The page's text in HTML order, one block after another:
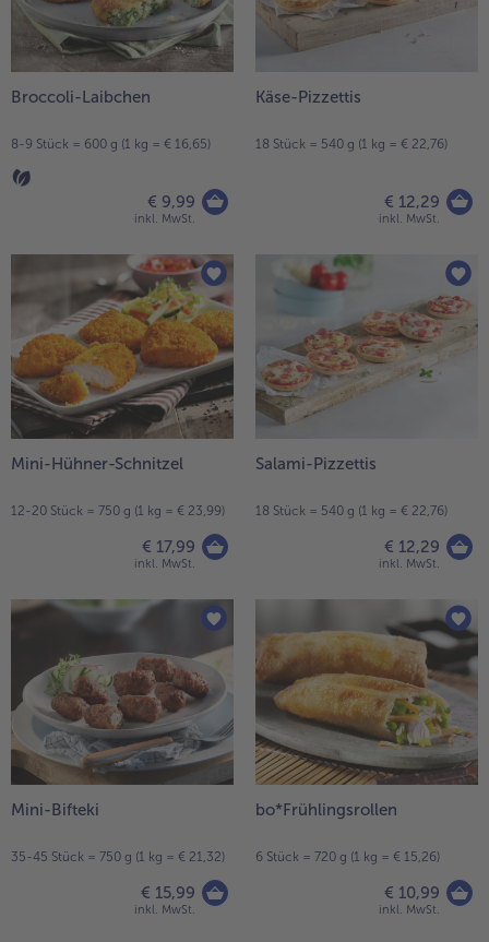
Broccoli-Laibchen
8-9 Stück = 600 g (1 kg = € 16,65)
€ 9,99
inkl. MwSt.
Käse-Pizzettis
18 Stück = 540 g (1 kg = € 22,76)
€ 12,29
inkl. MwSt.
Mini-Hühner-Schnitzel
12-20 Stück = 750 g (1 kg = € 23,99)
€ 17,99
inkl. MwSt.
Salami-Pizzettis
18 Stück = 540 g (1 kg = € 22,76)
€ 12,29
inkl. MwSt.
Mini-Bifteki
35-45 Stück = 750 g (1 kg = € 21,32)
€ 15,99
inkl. MwSt.
bo*Frühlingsrollen
6 Stück = 720 g (1 kg = € 15,26)
€ 10,99
inkl. MwSt.